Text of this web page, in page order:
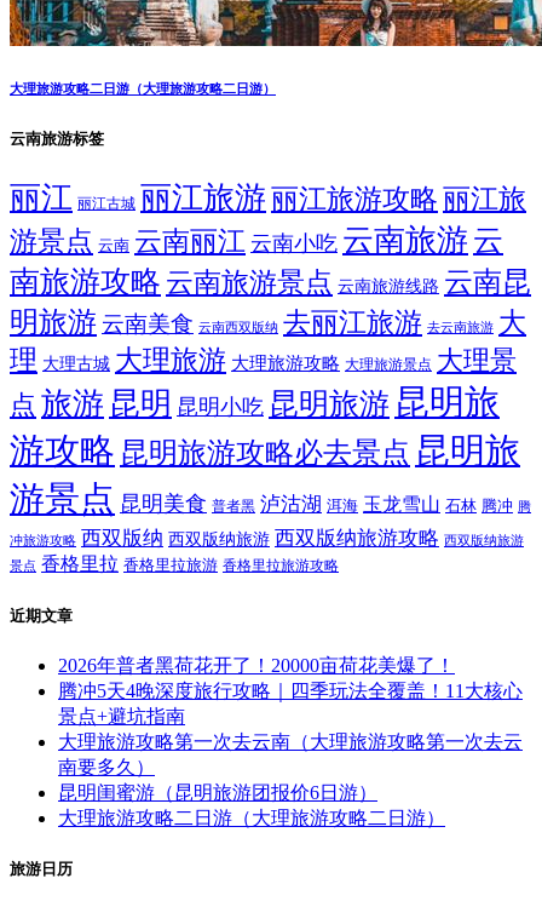
大理旅游攻略二日游（大理旅游攻略二日游）
云南旅游标签
丽江 丽江古城 丽江旅游 丽江旅游攻略 丽江旅
游景点 云南 云南丽江 云南小吃 云南旅游 云
南旅游攻略 云南旅游景点 云南旅游线路 云南昆
明旅游 云南美食 云南西双版纳 去丽江旅游 去云南旅游 大
理 大理古城 大理旅游 大理旅游攻略 大理旅游景点 大理景
点 旅游 昆明 昆明小吃 昆明旅游 昆明旅
游攻略 昆明旅游攻略必去景点 昆明旅
游景点 昆明美食 普者黑 泸沽湖 洱海 玉龙雪山 石林 腾冲 腾
冲旅游攻略 西双版纳 西双版纳旅游 西双版纳旅游攻略 西双版纳旅游
景点 香格里拉 香格里拉旅游 香格里拉旅游攻略
近期文章
2026年普者黑荷花开了！20000亩荷花美爆了！
腾冲5天4晚深度旅行攻略｜四季玩法全覆盖！11大核心
景点+避坑指南
大理旅游攻略第一次去云南（大理旅游攻略第一次去云
南要多久）
昆明闺蜜游（昆明旅游团报价6日游）
大理旅游攻略二日游（大理旅游攻略二日游）
旅游日历